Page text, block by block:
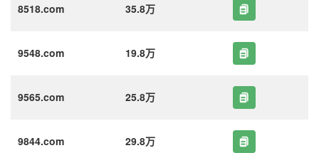
8518.com 35.8万
9548.com 19.8万
9565.com 25.8万
9844.com 29.8万